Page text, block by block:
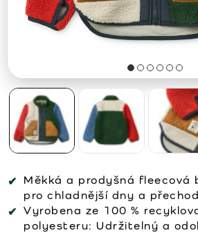
Měkká a prodyšná fleecová
pro chladnější dny a
Vyrobena ze 100 %
polyesteru: Udržitelný a